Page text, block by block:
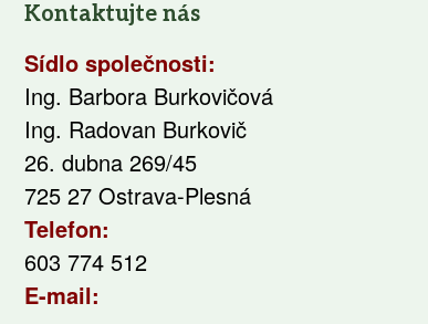
Kontaktujte nás
Sídlo společnosti:
Ing. Barbora Burkovičová
Ing. Radovan Burkovič
26. dubna 269/45
725 27 Ostrava-Plesná
Telefon:
603 774 512
E-mail: